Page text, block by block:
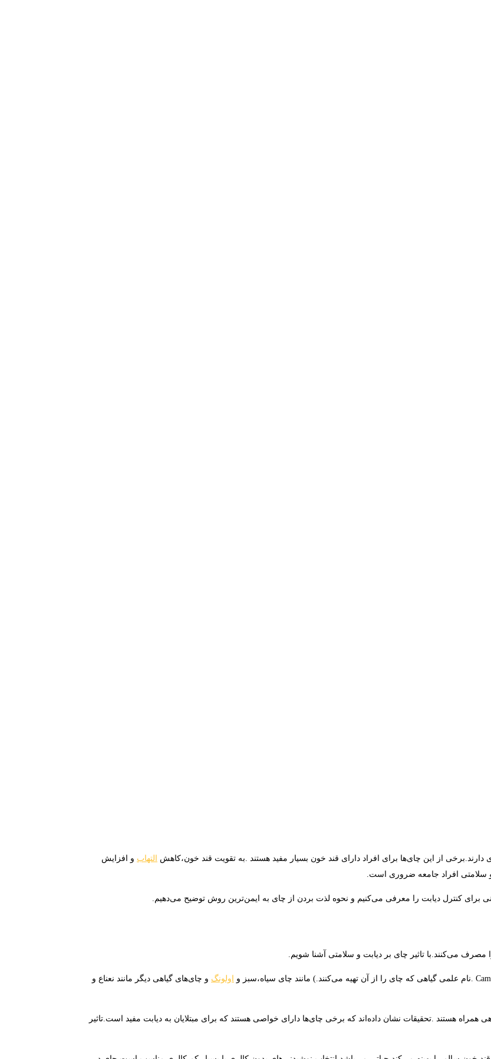
از این چای‌ها برای افراد دارای قند خون بسیار مفید هستند .به تقویت قند خون،کاهش التهاب و افزایش
و سلامتی افراد جامعه ضروری است.
برای کنترل دیابت را معرفی می‌کنیم و نحوه لذت بردن از چای به ایمن‌ترین روش توضیح می‌دهیم.
می‌کنند.با تاثیر چای بر دیابت و سلامتی آشنا شویم.
اولونگ و چای‌های گیاهی دیگر مانند نعناع و
همراه هستند .تحقیقات نشان داده‌اند که برخی چای‌ها دارای خواصی هستند که برای مبتلایان به دیابت مفید است.تاثیر